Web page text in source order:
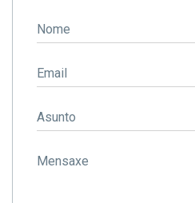
Nome
Email
Asunto
Mensaxe